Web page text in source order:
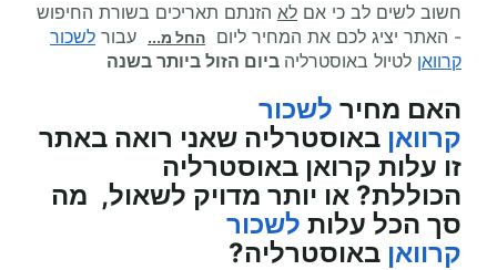
חשוב לשים לב כי אם לא הזנתם תאריכים בשורת החיפוש
- האתר יציג לכם את המחיר ליום החל מ... עבור לשכור
קרוואן לטיול באוסטרליה ביום הזול ביותר בשנה
האם מחיר לשכור
קרוואן באוסטרליה שאני רואה באתר
זו עלות קרואן באוסטרליה
הכוללת? או יותר מדויק לשאול, מה
סך הכל עלות לשכור
קרוואן באוסטרליה?